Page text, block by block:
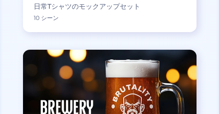
日常Tシャツのモックアップセット
10 シーン